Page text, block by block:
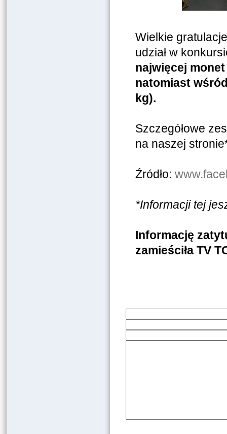
Wielkie
udział w
najwięcej monet
natomiast
kg).
Szczegółowe
na naszej
Źródło:
*Informacji tej
Informację
zamieściła TV